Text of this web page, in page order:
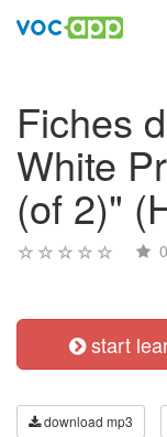
Fiches
White
(of 2)"
0
start
download mp3